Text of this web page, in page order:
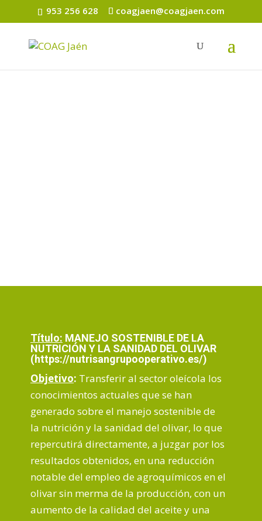
953 256 628 coagjaen@coagjaen.com
Título: MANEJO SOSTENIBLE DE LA
NUTRICIÓN Y LA SANIDAD DEL OLIVAR
(https://nutrisangrupooperativo.es/)
Objetivo: Transferir al sector oleícola los
conocimientos actuales que se han
generado sobre el manejo sostenible de
la nutrición y la sanidad del olivar, lo que
repercutirá directamente, a juzgar por los
resultados obtenidos, en una reducción
notable del empleo de agroquímicos en el
olivar sin merma de la producción, con un
aumento de la calidad del aceite y una